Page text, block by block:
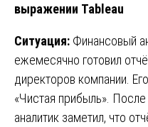
выражении Tableau
Ситуация: Финансовый
ежемесячно готовил
директоров компании.
«Чистая прибыль».
аналитик заметил, что